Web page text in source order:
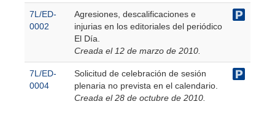
7L/ED-
0002
Agresiones, descalificaciones e
injurias en los editoriales del periódico
El Día.
Creada el 12 de marzo de 2010.
7L/ED-
0004
Solicitud de celebración de sesión
plenaria no prevista en el calendario.
Creada el 28 de octubre de 2010.